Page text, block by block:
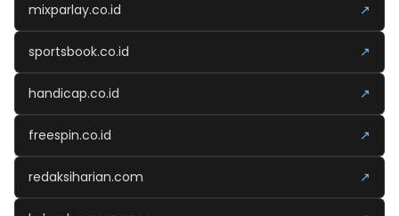
mixparlay.co.id ↗
sportsbook.co.id ↗
handicap.co.id ↗
freespin.co.id ↗
redaksiharian.com ↗